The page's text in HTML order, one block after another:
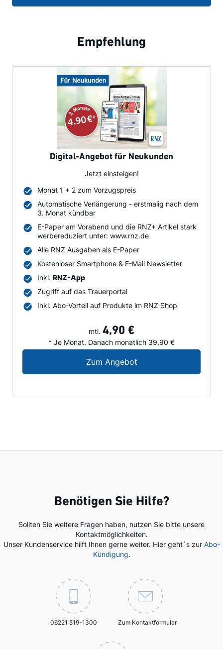
Empfehlung
Digital-Angebot für Neukunden
Jetzt einsteigen!
Monat 1 + 2 zum Vorzugspreis
Automatische Verlängerung - erstmalig nach dem
3. Monat kündbar
E-Paper am Vorabend und die RNZ+ Artikel stark
werbereduziert unter: www.rnz.de
Alle RNZ Ausgaben als E-Paper
Kostenloser Smartphone & E-Mail Newsletter
Inkl. RNZ-App
Zugriff auf das Trauerportal
Inkl. Abo-Vorteil auf Produkte im RNZ Shop
mtl. 4,90 €
* Je Monat. Danach monatlich 39,90 €
Zum AngebotDigital-Angebot für
Benötigen Sie Hilfe?
Sollten Sie weitere Fragen haben, nutzen Sie bitte unsere
Kontaktmöglichkeiten.
Unser Kundenservice hilft Ihnen gerne weiter. Hier geht`s zur Abo-
Kündigung.
06221 519-1300 Zum Kontaktformular